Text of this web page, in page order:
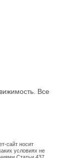
Все
сайт носит
условиях не